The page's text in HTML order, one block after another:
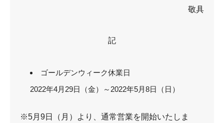
敬具
記
ゴールデンウィーク休業日
2022年4月29日（金）～2022年5月8日（日）
※5月9日（月）より、通常営業を開始いたしま